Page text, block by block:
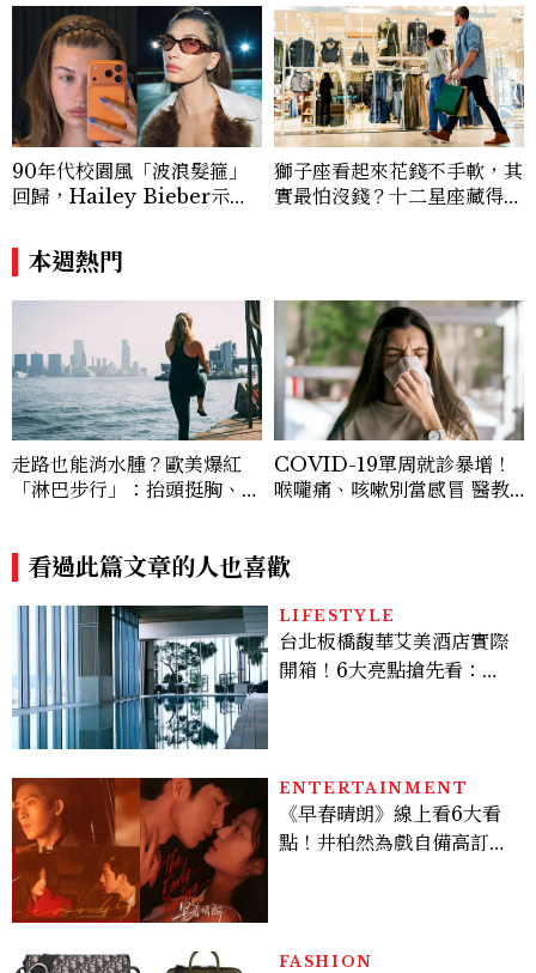
90年代校園風「波浪髮箍」
回歸，Hailey Bieber示範
u髮箍未開賣先爆紅！
獅子座看起來花錢不手軟，其
實最怕沒錢？十二星座藏得最
本週熱門
走路也能消水腫？歐美爆紅
「淋巴步行」：抬頭挺胸、自
COVID-19單周就診暴增！
喉嚨痛、咳嗽別當感冒 醫教
看過此篇文章的人也喜歡
LIFESTYLE
台北板橋馥華艾美酒店實際
開箱！6大亮點搶先看：新
ENTERTAINMENT
《早春晴朗》線上看6大看
點！井柏然為戲自備高訂，
FASHION